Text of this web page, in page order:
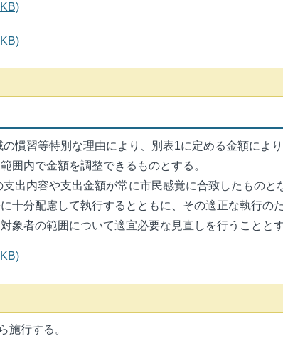
慣習等特別な理由により、別表1に定める金額によ
囲内で金額を調整できるものとする。
出内容や支出金額が常に市民感覚に合致したものと
十分配慮して執行するとともに、その適正な執行の
象者の範囲について適宜必要な見直しを行うこととす
施行する。